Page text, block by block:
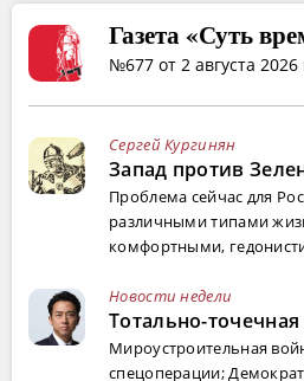
Газета «Суть
№677 от 2 августа 2026
Сергей Кургинян
Запад против
Проблема сейчас для
различными типами
комфортными,
Новости недели
Тотально-
Мироустроительная
спецоперации;